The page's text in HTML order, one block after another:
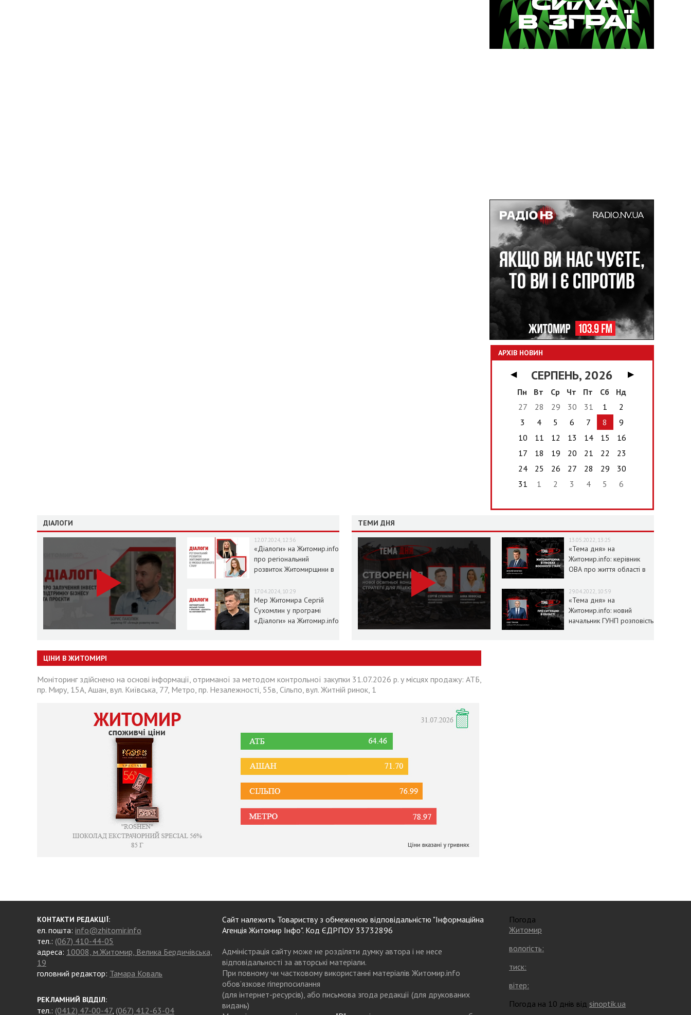
АРХІВ НОВИН
◀ СЕРПЕНЬ, 2026
▶
Пн
Вт Ср Чт Пт Сб
Нд
27
28 29 30 31 1
2
3
4 5 6 7 8
9
10
11 12 13 14 15
16
17
18 19 20 21 22
23
24
25 26 27 28 29
30
31
1 2 3 4 5 6
ДІАЛОГИ
12.07.2024, 12:36
«Діалоги» на Житомир.info
про регіональний
розвиток Житомирщини в
17.04.2024, 10:29
Мер Житомира Сергій
Сухомлин у програмі
«Діалоги» на Житомир.info
ТЕМИ ДНЯ
13.05.2022, 13:25
«Тема дня» на
Житомир.info: керівник
ОВА про життя області в
29.04.2022, 10:59
«Тема дня» на
Житомир.info: новий
начальник ГУНП розповість
ЦІНИ В ЖИТОМИРІ
Моніторинг здійснено на основі інформації, отриманої за методом контрольної закупки 31.07.2026 р. у місцях продажу: АТБ,
пр. Миру, 15А, Ашан, вул. Київська, 77, Метро, пр. Незалежності, 55в, Сільпо, вул. Житній ринок, 1
КОНТАКТИ РЕДАКЦІЇ:
ел. пошта: info@zhitomir.info
тел.: (067) 410-44-05
адреса: 10008, м.Житомир, Велика Бердичівська,
19
головний редактор: Тамара Коваль
РЕКЛАМНИЙ ВІДДІЛ:
тел.: (0412) 47-00-47, (067) 412-63-04
Сайт належить Товариству з обмеженою відповідальністю "Інформаційна
Агенція Житомир Інфо". Код ЄДРПОУ 33732896
Адміністрація сайту може не розділяти думку автора і не несе
відповідальності за авторські матеріали.
При повному чи частковому використанні матеріалів Житомир.info
обов’язкове гіперпосилання
(для інтернет-ресурсів), або письмова згода редакції (для друкованих
видань)
Погода
Житомир
вологість:
тиск:
вітер:
Погода на 10 днів від sinoptik.ua